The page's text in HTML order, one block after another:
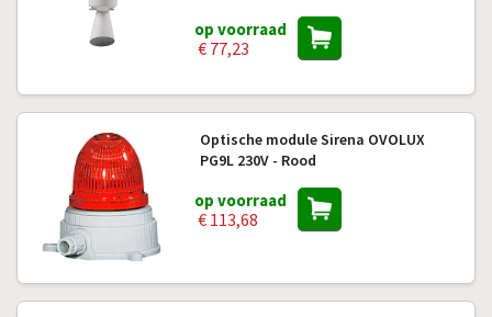
op voorraad
€ 77,23
Optische module Sirena OVOLUX
PG9L 230V - Rood
op voorraad
€ 113,68